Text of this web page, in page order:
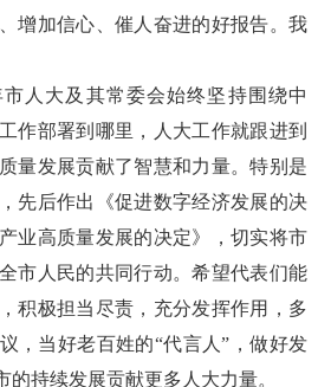
增加信心、催人奋进的好报告。我
人大及其常委会始终坚持围绕中
作部署到哪里，人大工作就跟进到
量发展贡献了智慧和力量。特别是
先后作出《促进数字经济发展的决
业高质量发展的决定》，切实将市
市人民的共同行动。希望代表们能
积极担当尽责，充分发挥作用，多
，当好老百姓的“代言人”，做好发
的持续发展贡献更多人大力量。